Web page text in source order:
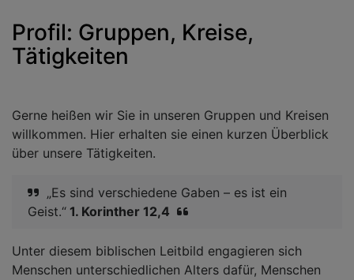
Profil: Gruppen, Kreise,
Tätigkeiten
Gerne heißen wir Sie in unseren Gruppen und Kreisen
willkommen. Hier erhalten sie einen kurzen Überblick
über unsere Tätigkeiten.
„Es sind verschiedene Gaben – es ist ein
Geist.“ 1. Korinther 12,4
Unter diesem biblischen Leitbild engagieren sich
Menschen unterschiedlichen Alters dafür, Menschen